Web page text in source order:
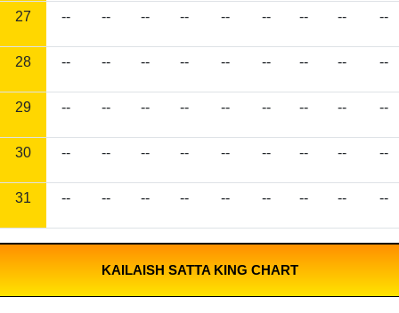
27 -- -- -- -- -- -- -- -- --
28 -- -- -- -- -- -- -- -- --
29 -- -- -- -- -- -- -- -- --
30 -- -- -- -- -- -- -- -- --
31 -- -- -- -- -- -- -- -- --
KAILAISH SATTA KING CHART